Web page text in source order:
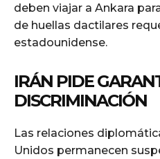
deben viajar a Ankara
de huellas dactilares
estadounidense.
IRÁN PIDE
DISCRIMINACIÓN
Las relaciones
Unidos permanecen